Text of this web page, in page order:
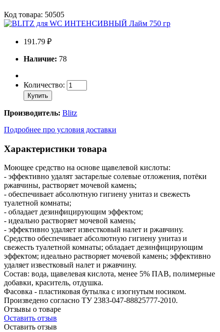
Код товара: 50505
191.79 ₽
Наличие: 78
Количество:
Купить
Производитель: Blitz
Подробнее про условия доставки
Характеристики товара
Моющее средство на основе щавелевой кислоты:
- эффективно удалят застарелые солевые отложения, потёки
ржавчины, растворяет мочевой камень;
- обеспечивает абсолютную гигиену унитаз и свежесть
туалетной комнаты;
- обладает дезинфицирующим эффектом;
- идеально растворяет мочевой камень;
- эффективно удаляет известковый налет и ржавчину.
Средство обеспечивает абсолютную гигиену унитаз и
свежесть туалетной комнаты; обладает дезинфицирующим
эффектом; идеально растворяет мочевой камень; эффективно
удаляет известковый налет и ржавчину.
Состав: вода, щавелевая кислота, менее 5% ПАВ, полимерные
добавки, краситель, отдушка.
Фасовка - пластиковая бутылка с изогнутым носиком.
Произведено согласно ТУ 2383-047-88825777-2010.
Отзывы о товаре
Оставить отзыв
Оставить отзыв